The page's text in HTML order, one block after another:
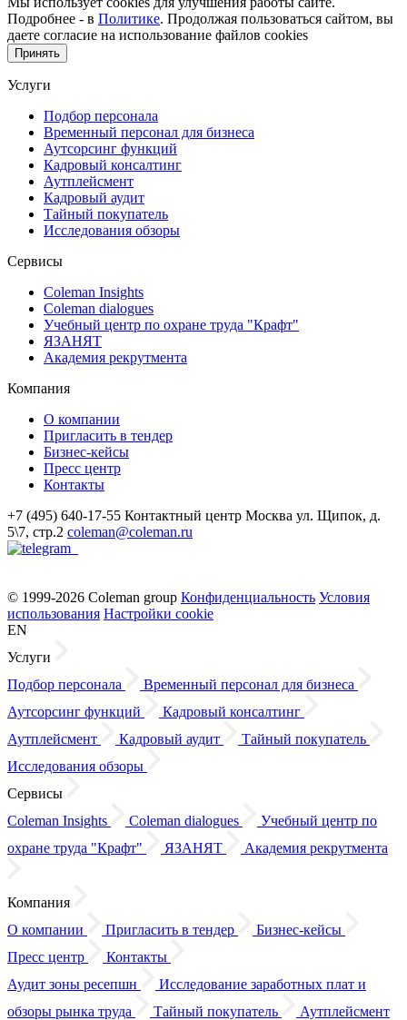
Подробнее - в Политике. Продолжая пользоваться сайтом, вы
даете согласие на использование файлов cookies
Принять
Услуги
Подбор персонала
Временный персонал для бизнеса
Аутсорсинг функций
Кадровый консалтинг
Аутплейсмент
Кадровый аудит
Тайный покупатель
Исследования обзоры
Сервисы
Coleman Insights
Coleman dialogues
Учебный центр по охране труда "Крафт"
ЯЗАНЯТ
Академия рекрутмента
Компания
О компании
Пригласить в тендер
Бизнес-кейсы
Пресс центр
Контакты
+7 (495) 640-17-55 Контактный центр Москва ул. Щипок, д.
5\7, стр.2 coleman@coleman.ru
© 1999-2026 Coleman group Конфиденциальность Условия
использования Настройки cookie
EN
Услуги
Подбор персонала
Временный персонал для бизнеса
Аутсорсинг функций
Кадровый консалтинг
Аутплейсмент
Кадровый аудит
Тайный покупатель
Исследования обзоры
Сервисы
Coleman Insights
Coleman dialogues
Учебный центр по
охране труда "Крафт"
ЯЗАНЯТ Академия рекрутмента
Компания
О компании
Пригласить в тендер
Бизнес-кейсы
Пресс центр
Контакты
Аудит зоны ресепшн
Исследование заработных плат и
обзоры рынка труда Тайный покупатель
Аутплейсмент